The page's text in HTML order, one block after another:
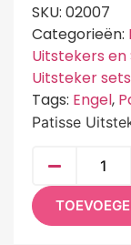
SKU: 02007
Categorieën:
Uitstekers en
Uitsteker sets
Tags: Engel,
Patisse